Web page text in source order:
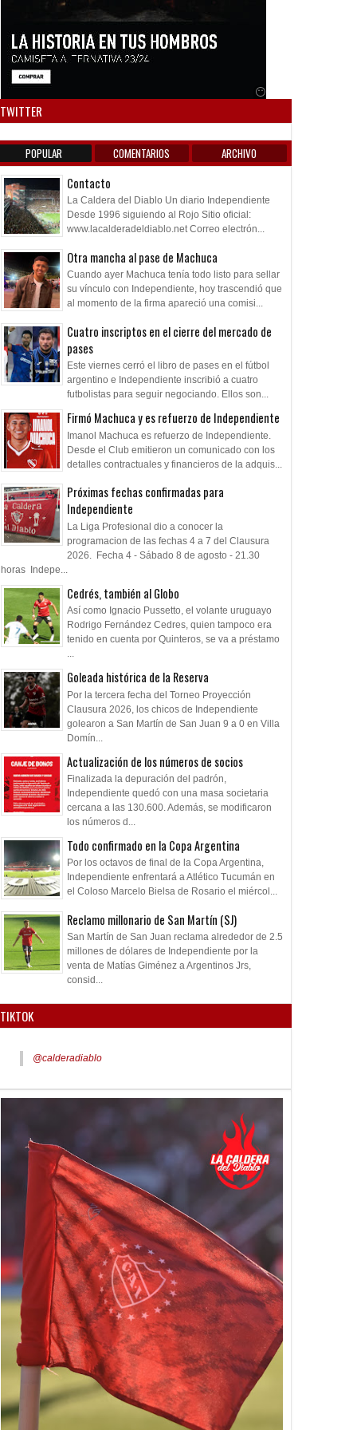
TWITTER
POPULAR COMENTARIOS ARCHIVO
Contacto
La Caldera del Diablo Un diario Independiente
Desde 1996 siguiendo al Rojo Sitio oficial:
www.lacalderadeldiablo.net Correo electrón...
Otra mancha al pase de Machuca
Cuando ayer Machuca tenía todo listo para sellar
su vínculo con Independiente, hoy trascendió que
al momento de la firma apareció una comisi...
Cuatro inscriptos en el cierre del mercado de
pases
Este viernes cerró el libro de pases en el fútbol
argentino e Independiente inscribió a cuatro
futbolistas para seguir negociando. Ellos son...
Firmó Machuca y es refuerzo de Independiente
Imanol Machuca es refuerzo de Independiente.
Desde el Club emitieron un comunicado con los
detalles contractuales y financieros de la adquis...
Próximas fechas confirmadas para
Independiente
La Liga Profesional dio a conocer la
programacion de las fechas 4 a 7 del Clausura
2026. Fecha 4 - Sábado 8 de agosto - 21.30
horas Indepe...
Cedrés, también al Globo
Así como Ignacio Pussetto, el volante uruguayo
Rodrigo Fernández Cedres, quien tampoco era
tenido en cuenta por Quinteros, se va a préstamo
...
Goleada histórica de la Reserva
Por la tercera fecha del Torneo Proyección
Clausura 2026, los chicos de Independiente
golearon a San Martín de San Juan 9 a 0 en Villa
Domín...
Actualización de los números de socios
Finalizada la depuración del padrón,
Independiente quedó con una masa societaria
cercana a las 130.600. Además, se modificaron
los números d...
Todo confirmado en la Copa Argentina
Por los octavos de final de la Copa Argentina,
Independiente enfrentará a Atlético Tucumán en
el Coloso Marcelo Bielsa de Rosario el miércol...
Reclamo millonario de San Martín (SJ)
San Martín de San Juan reclama alrededor de 2.5
millones de dólares de Independiente por la
venta de Matías Giménez a Argentinos Jrs,
consid...
TIKTOK
@calderadiablo